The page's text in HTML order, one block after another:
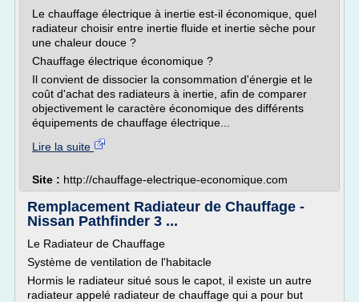
Le chauffage électrique à inertie est-il économique, quel
radiateur choisir entre inertie fluide et inertie sèche pour
une chaleur douce ?
Chauffage électrique économique ?
Il convient de dissocier la consommation d'énergie et le
coût d'achat des radiateurs à inertie, afin de comparer
objectivement le caractère économique des différents
équipements de chauffage électrique...
Lire la suite
Site : http://chauffage-electrique-economique.com
Remplacement Radiateur de Chauffage -
Nissan Pathfinder 3 ...
Le Radiateur de Chauffage
Système de ventilation de l'habitacle
Hormis le radiateur situé sous le capot, il existe un autre
radiateur appelé radiateur de chauffage qui a pour but